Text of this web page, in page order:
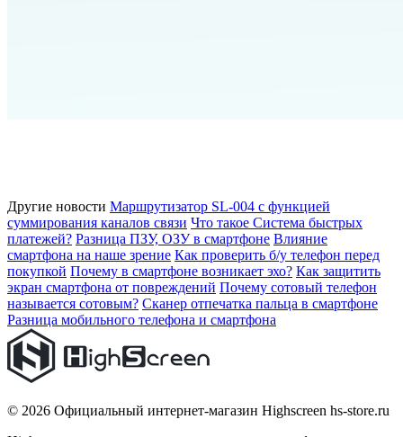
Другие новости Маршрутизатор SL-004 с функцией
суммирования каналов связи Что такое Система быстрых
платежей? Разница ПЗУ, ОЗУ в смартфоне Влияние
смартфона на наше зрение Как проверить б/у телефон перед
покупкой Почему в смартфоне возникает эхо? Как защитить
экран смартфона от повреждений Почему сотовый телефон
называется сотовым? Сканер отпечатка пальца в смартфоне
Разница мобильного телефона и смартфона
© 2026 Официальный интернет-магазин Highscreen hs-store.ru